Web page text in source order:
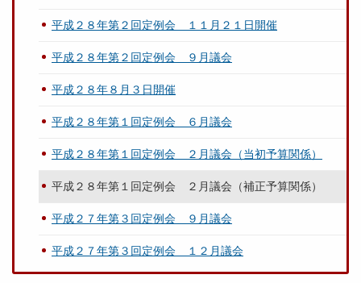
平成２８年第２回定例会 １１月２１日開催
平成２８年第２回定例会 ９月議会
平成２８年８月３日開催
平成２８年第１回定例会 ６月議会
平成２８年第１回定例会 ２月議会（当初予算関係）
平成２８年第１回定例会 ２月議会（補正予算関係）
平成２７年第３回定例会 ９月議会
平成２７年第３回定例会 １２月議会